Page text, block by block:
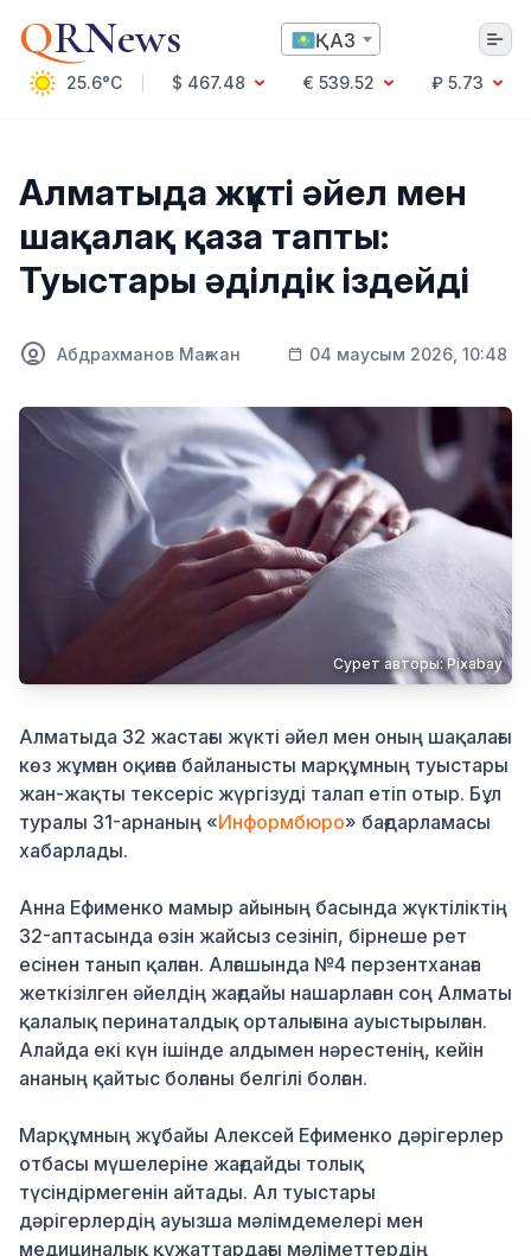
QRNews ҚАЗ
25.6°C $ 467.48 € 539.52
₽ 5.73
Мәдениет
Саясат
Экономика
Әлемде
Білім және Ғылым
Оқиға
Спорт
Денсаулық
Қылмыс
Алматыда жүкті әйел мен
шақалақ қаза тапты:
Туыстары әділдік іздейді
Абдрахманов Мағжан 04 маусым 2026, 10:48
Сурет авторы: Pixabay
Алматыда 32 жастағы жүкті әйел мен оның шақалағы
көз жұмған оқиғаға байланысты марқұмның туыстары
жан-жақты тексеріс жүргізуді талап етіп отыр. Бұл
туралы 31-арнаның «Информбюро» бағдарламасы
хабарлады.
Анна Ефименко мамыр айының басында жүктіліктің
32-аптасында өзін жайсыз сезініп, бірнеше рет
есінен танып қалған. Алғашында №4 перзентханаға
жеткізілген әйелдің жағдайы нашарлаған соң Алматы
қалалық перинаталдық орталығына ауыстырылған.
Алайда екі күн ішінде алдымен нәрестенің, кейін
ананың қайтыс болғаны белгілі болған.
Марқұмның жұбайы Алексей Ефименко дәрігерлер
отбасы мүшелеріне жағдайды толық
түсіндірмегенін айтады. Ал туыстары
дәрігерлердің ауызша мәлімдемелері мен
медициналық құжаттардағы мәліметтердің